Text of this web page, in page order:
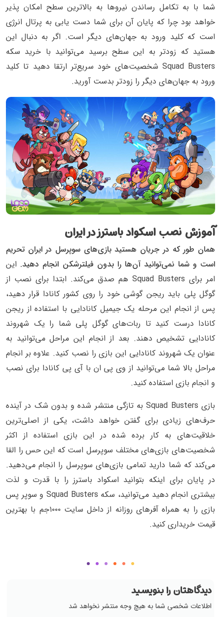
شما با به تکامل رساندن نیرو‌ها به بالاترین سطح امکان پذیر
خواهد بود چرا که پایان آن برای شما دست یابی به پرتال انرژی
است که کلید ورود به جهان‌های دیگر است. اگر به دنبال این
هستید که زودتر به این سطح برسید می‌توانید با خرید سکه
Squad Busters شخصیت‌های خود سریع‌تر ارتقا دهید تا کلید
ورود به جهان‌های دیگر را زودتر بدست آورید.
آموزش نصب اسکواد باسترز در ایران
همان طور که در جریان هستید بازی‌های سوپرسل در ایران تحریم
است و شما نمی‌توانید آن‌ها را بدون فیلترشکن انجام دهید. این
امر برای Squad Busters هم صدق می‌کند. ابتدا برای نصب از
گوگل پلی باید ریجن گوشی خود را روی کشور کانادا قرار دهید،
پس از انجام این مرحله یک جیمیل کانادایی با استفاده از ریجن
کانادا درست کنید تا ربات‌های گوگل پلی شما را یک شهروند
کانادایی تشخیص دهند. بعد از انجام این مراحل می‌توانید به
عنوان یک شهروند کانادایی این بازی را نصب کنید. علاوه بر انجام
مراحل بالا شما می‌توانید از وی پی ان با آی‌ پی کانادا برای نصب
و انجام بازی استفاده کنید‌.
بازی Squad Busters به تازگی منتشر شده و بدون شک در آینده
حرف‌های زیادی برای گفتن خواهد داشت، یکی از اصلی‌ترین
خلاقیت‌های به کار برده شده در این بازی استفاده از اکثر
شخصیت‌های بازی‌های مختلف سوپرسل است که این حس را القا
می‌کند که شما دارید تمامی بازی‌های سوپرسل را انجام می‌دهید.
در پایان برای اینکه بتوانید اسکواد باسترز را با قدرت و لذت
بیشتری انجام دهید می‌توانید، سکه Squad Busters و سوپر پس
بازی را به همراه آفرهای روزانه از داخل سایت ۱۰۰۰جم با بهترین
قیمت خریداری کنید.
دیدگاهتان را بنویسید
اطلاعات شخصی شما به هیچ وجه منتشر نخواهد شد